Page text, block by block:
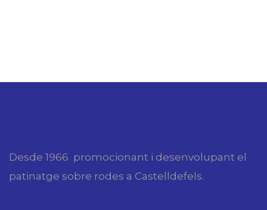
Desde 1966 promocionant i desenvolupant el
patinatge sobre rodes a Castelldefels.